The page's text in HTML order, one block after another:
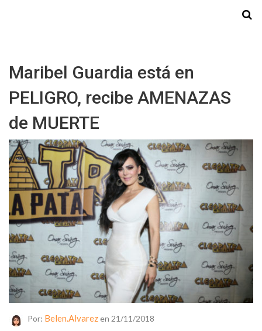
Maribel Guardia está en
PELIGRO, recibe AMENAZAS
de MUERTE
Por: Belen.alvarezen 21/11/2018